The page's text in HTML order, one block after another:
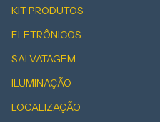
KIT PRODUTOS
ELETRÔNICOS
SALVATAGEM
ILUMINAÇÃO
LOCALIZAÇÃO